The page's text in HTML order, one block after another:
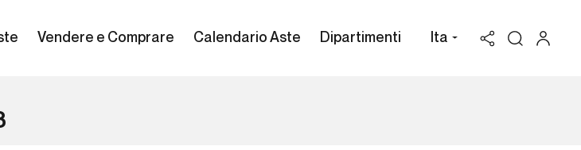
Vendere e Comprare Calendario Aste Dipartimenti Ita